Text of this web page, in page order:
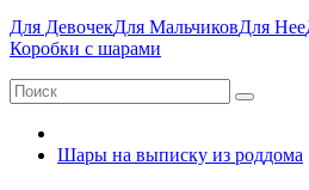
Для ДевочекДля МальчиковДля Нее
Коробки с шарами
Шары на выписку из роддома